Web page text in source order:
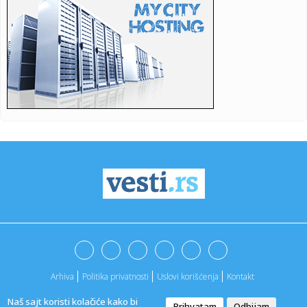
Naš sajt koristi kolačiće kako bi
15:32:Vrelina ne popušta
15:31:Ivana želi na pobedničko postolje: Evropsko prvenstvo je
sve bl...
15:29:Вучић: Шпанија је један од ...
Nova drama bivših supružnika: Bred Pit traži uvid u zaradu
Počinje obnova puta prema granici s Hrvatskom
15:29:Alarm iz Litvanije! Rusija bi mogla da upotrebi ukrajinske
Arhiva Politika privatnosti Uslovi korišćenja Kontakt